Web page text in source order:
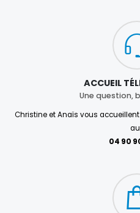
ACCUEIL
Une question,
Christine et Anaïs vous
04 90